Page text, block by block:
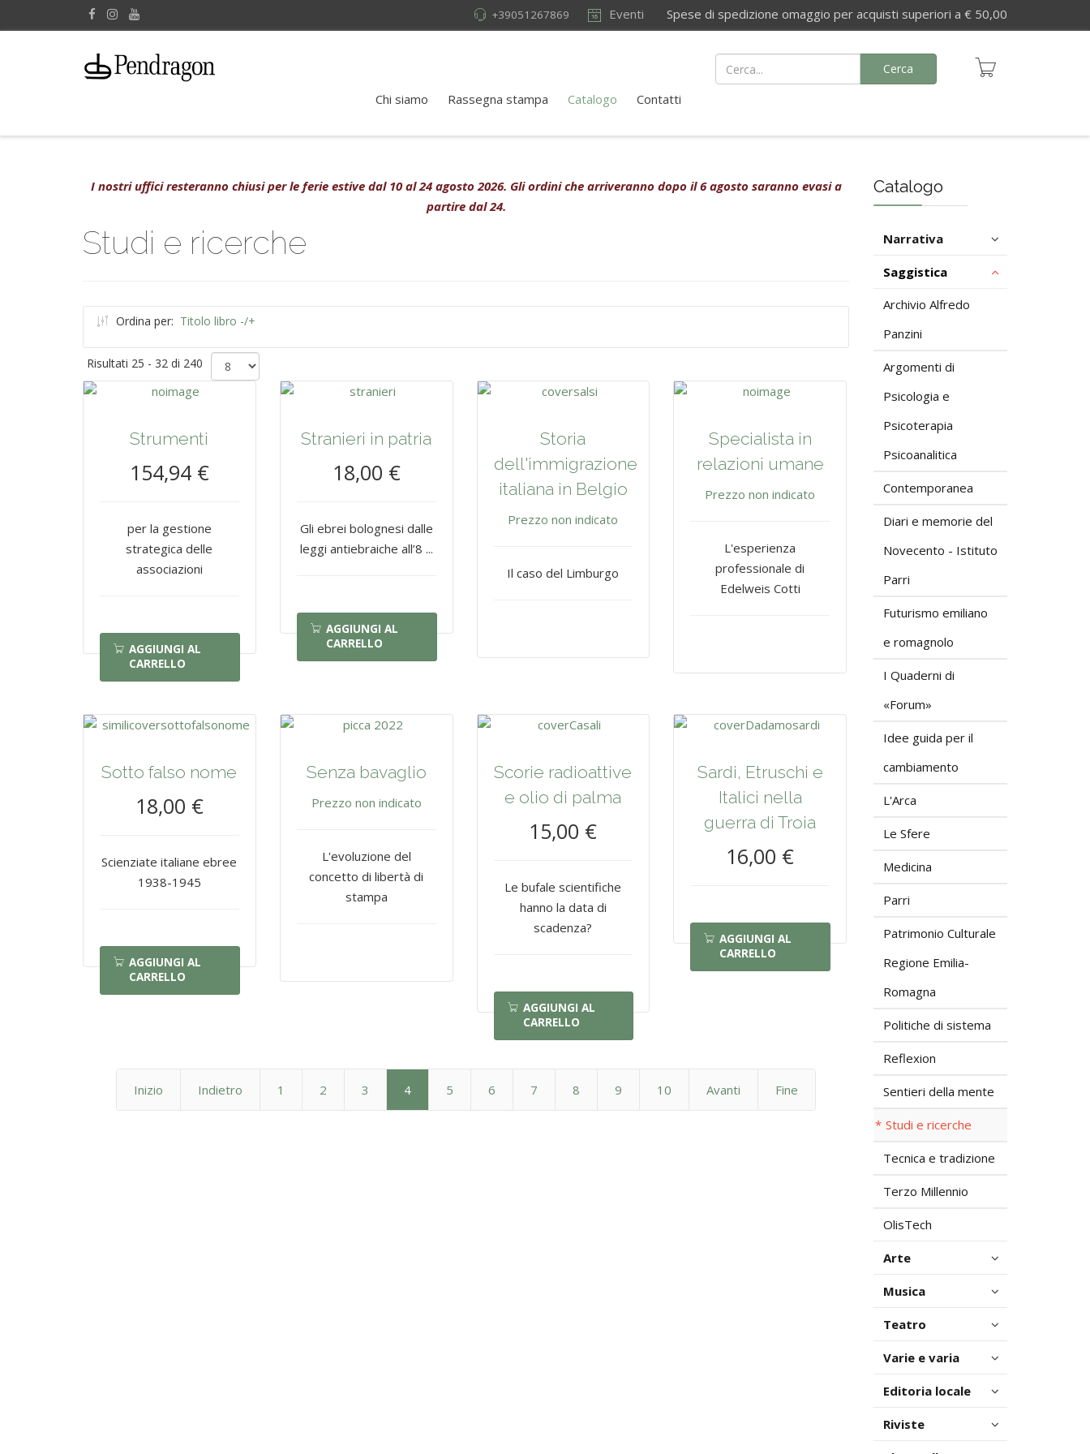
Eventi Spese di spedizione omaggio per acquisti superiori a € 50,00
+39051267869
Chi siamo Rassegna stampa Catalogo Contatti
Cerca
I nostri uffici resteranno chiusi per le ferie estive dal 10 al 24 agosto 2026. Gli ordini che arriveranno dopo il 6 agosto saranno evasi a
partire dal 24.
Studi e ricerche
Ordina per: Titolo libro -/+
Risultati 25 - 32 di 240
Strumenti
154,94 €
per la gestione
strategica delle
associazioni
AGGIUNGI AL
CARRELLO
Stranieri in patria
18,00 €
Gli ebrei bolognesi dalle
leggi antiebraiche all’8 ...
AGGIUNGI AL
CARRELLO
Storia
dell'immigrazione
italiana in Belgio
Prezzo non indicato
Il caso del Limburgo
Specialista in
relazioni umane
Prezzo non indicato
L'esperienza
professionale di
Edelweis Cotti
Sotto falso nome
18,00 €
Scienziate italiane ebree
1938-1945
AGGIUNGI AL
CARRELLO
Senza bavaglio
Prezzo non indicato
L'evoluzione del
concetto di libertà di
stampa
Scorie radioattive
e olio di palma
15,00 €
Le bufale scientifiche
hanno la data di
scadenza?
AGGIUNGI AL
CARRELLO
Sardi, Etruschi e
Italici nella
guerra di Troia
16,00 €
AGGIUNGI AL
CARRELLO
Inizio Indietro 1 2 3 4 5 6 7 8 9 10 Avanti Fine
Catalogo
Narrativa
Saggistica
Archivio Alfredo
Panzini
Argomenti di
Psicologia e
Psicoterapia
Psicoanalitica
Contemporanea
Diari e memorie del
Novecento - Istituto
Parri
Futurismo emiliano
e romagnolo
I Quaderni di
«Forum»
Idee guida per il
cambiamento
L'Arca
Le Sfere
Medicina
Parri
Patrimonio Culturale
Regione Emilia-
Romagna
Politiche di sistema
Reflexion
Sentieri della mente
Studi e ricerche
Tecnica e tradizione
Terzo Millennio
OlisTech
Arte
Musica
Teatro
Varie e varia
Editoria locale
Riviste